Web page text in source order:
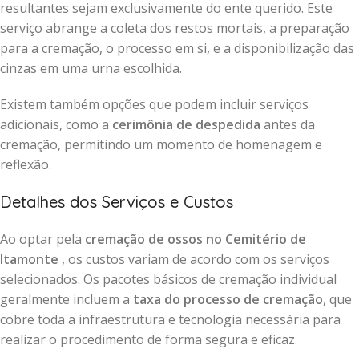
resultantes sejam exclusivamente do ente querido. Este
serviço abrange a coleta dos restos mortais, a preparação
para a cremação, o processo em si, e a disponibilização das
cinzas em uma urna escolhida.
Existem também opções que podem incluir serviços
adicionais, como a cerimônia de despedida antes da
cremação, permitindo um momento de homenagem e
reflexão.
Detalhes dos Serviços e Custos
Ao optar pela cremação de ossos no Cemitério de
Itamonte , os custos variam de acordo com os serviços
selecionados. Os pacotes básicos de cremação individual
geralmente incluem a taxa do processo de cremação, que
cobre toda a infraestrutura e tecnologia necessária para
realizar o procedimento de forma segura e eficaz.